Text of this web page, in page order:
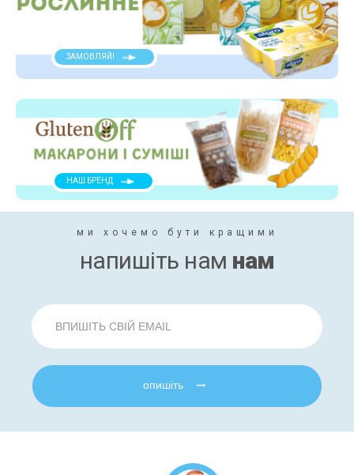
ЗАМОВЛЯЙ!
НАШ БРЕНД
ми хочемо бути кращими
напишіть нам нам
опишіть